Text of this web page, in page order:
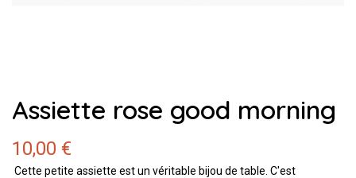
Assiette rose good morning
10,00 €
Cette petite assiette est un véritable bijou de table. C'est